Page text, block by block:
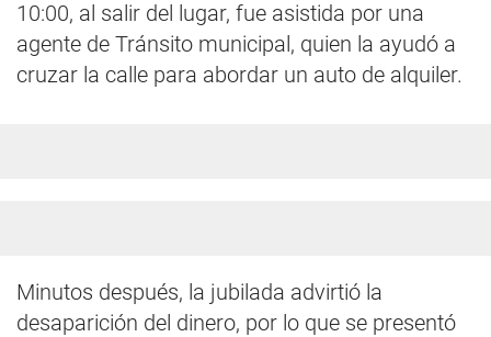
10:00, al salir del lugar, fue asistida por una
agente de Tránsito municipal, quien la ayudó a
cruzar la calle para abordar un auto de alquiler.
Minutos después, la jubilada advirtió la
desaparición del dinero, por lo que se presentó